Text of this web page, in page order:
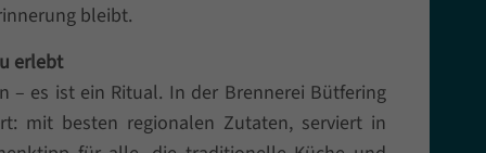
bleibt.
erlebt
– es ist ein Ritual. In der Brennerei Bütfering
mit besten regionalen Zutaten, serviert in